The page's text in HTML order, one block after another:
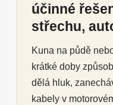
účinné
střechu,
Kuna na půdě
krátké doby
dělá hluk,
kabely v